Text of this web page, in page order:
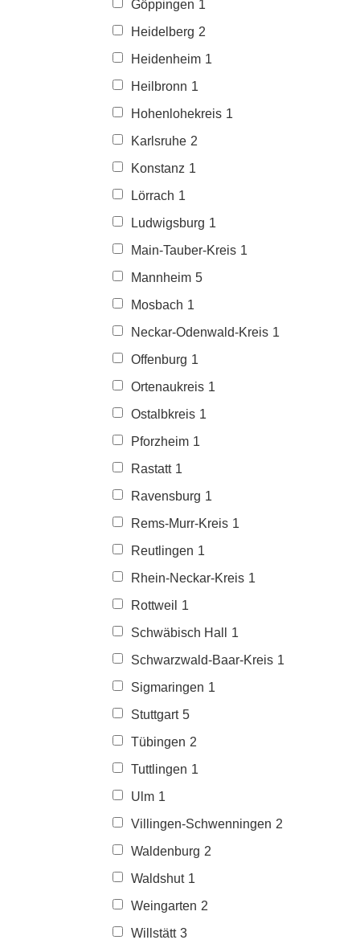
Göppingen 1
Heidelberg 2
Heidenheim 1
Heilbronn 1
Hohenlohekreis 1
Karlsruhe 2
Konstanz 1
Lörrach 1
Ludwigsburg 1
Main-Tauber-Kreis 1
Mannheim 5
Mosbach 1
Neckar-Odenwald-Kreis 1
Offenburg 1
Ortenaukreis 1
Ostalbkreis 1
Pforzheim 1
Rastatt 1
Ravensburg 1
Rems-Murr-Kreis 1
Reutlingen 1
Rhein-Neckar-Kreis 1
Rottweil
1
Schwäbisch Hall
1
Schwarzwald-Baar-Kreis 1
Sigmaringen 1
Stuttgart 5
Tübingen 2
Tuttlingen 1
Ulm 1
Villingen-Schwenningen 2
Waldenburg 2
Waldshut 1
Weingarten 2
Willstätt 3